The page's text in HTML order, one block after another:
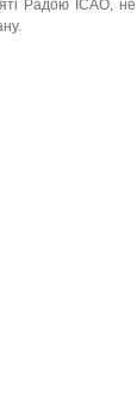
Радою ICAO, не